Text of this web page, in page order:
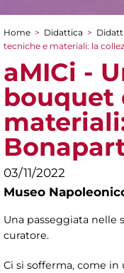
Tu sei qui
Home > Didattica >
tecniche e materiali: la
aMICi -
bouquet
03/11/2022
Museo
Una passeggiata nelle
curatore.
Ci si sofferma, come in